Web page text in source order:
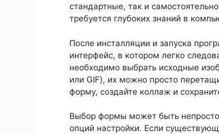
стандартные, так и
требуется глубоких знаний в
После инсталляции и запуска
интерфейс, в котором легко
необходимо выбрать исходные
или GIF), их можно просто
форму, создайте коллаж и
Выбор формы может быть
опций настройки. Если